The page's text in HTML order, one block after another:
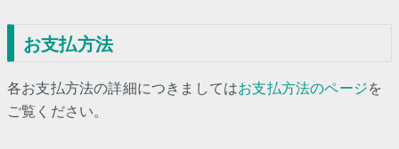
お支払方法
各お支払方法の詳細につきましてはお支払方法のページを
ご覧ください。